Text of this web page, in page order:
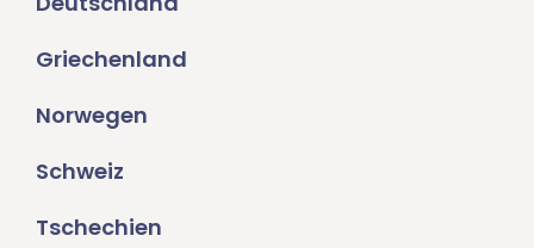
Griechenland
Norwegen
Schweiz
Tschechien